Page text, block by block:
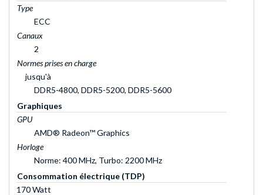
Type
ECC
Canaux
2
Normes prises en charge
jusqu'à
DDR5-4800, DDR5-5200, DDR5-5600
Graphiques
GPU
AMD® Radeon™ Graphics
Horloge
Norme: 400 MHz, Turbo: 2200 MHz
Consommation électrique (TDP)
170 Watt